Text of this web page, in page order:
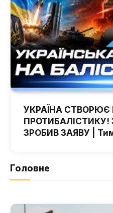
УКРАЇНА СТВОРЮЄ
ПРОТИБАЛІСТИКУ!
ЗРОБИВ ЗАЯВУ |
Головне